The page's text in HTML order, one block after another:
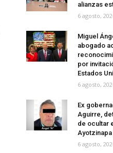
alianzas
6 agosto,
Miguel
abogado
por
Estados
6 agosto,
Ex
Aguirre,
de ocultar
Ayotzinapa
6 agosto,